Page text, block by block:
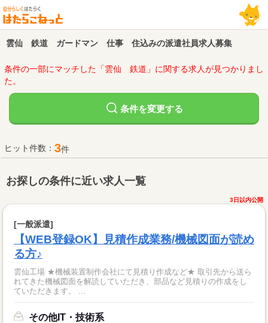
雲仙 鉄道 ガードマン 仕事 住込みの派遣社員求人募集
条件の一部にマッチした「雲仙 鉄道」に関する求人が見つかりまし
た。
条件を変更する
ヒット件数： 3件
お探しの条件に近い求人一覧
3日以内公開
[一般派遣]
【WEB登録OK】見積作成業務/機械図面が読め
る方♪
雲仙工場 ★機械装置制作会社にて見積り作成など★ 取引先から送ら
れてきた機械図面を解読していただき、部品など見積りの作成をし
ていただきます。 ...
その他IT・技術系